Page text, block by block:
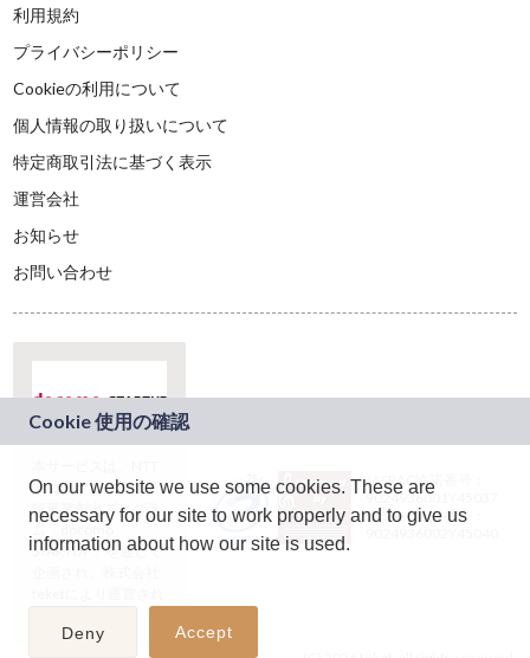
On our website we use some cookies. These are
necessary for our site to work properly and to give us
information about how our site is used.
Deny Accept
利用規約
プライバシーポリシー
Cookieの利用について
個人情報の取り扱いについて
特定商取引法に基づく表示
運営会社
お知らせ
お問い合わせ
ドコモグループの新
規事業創出プログラ
ム「docomo
STARTUP」を通じて
JASRAC許諾番号：
9024936001Y45037
JASRAC許諾番号：